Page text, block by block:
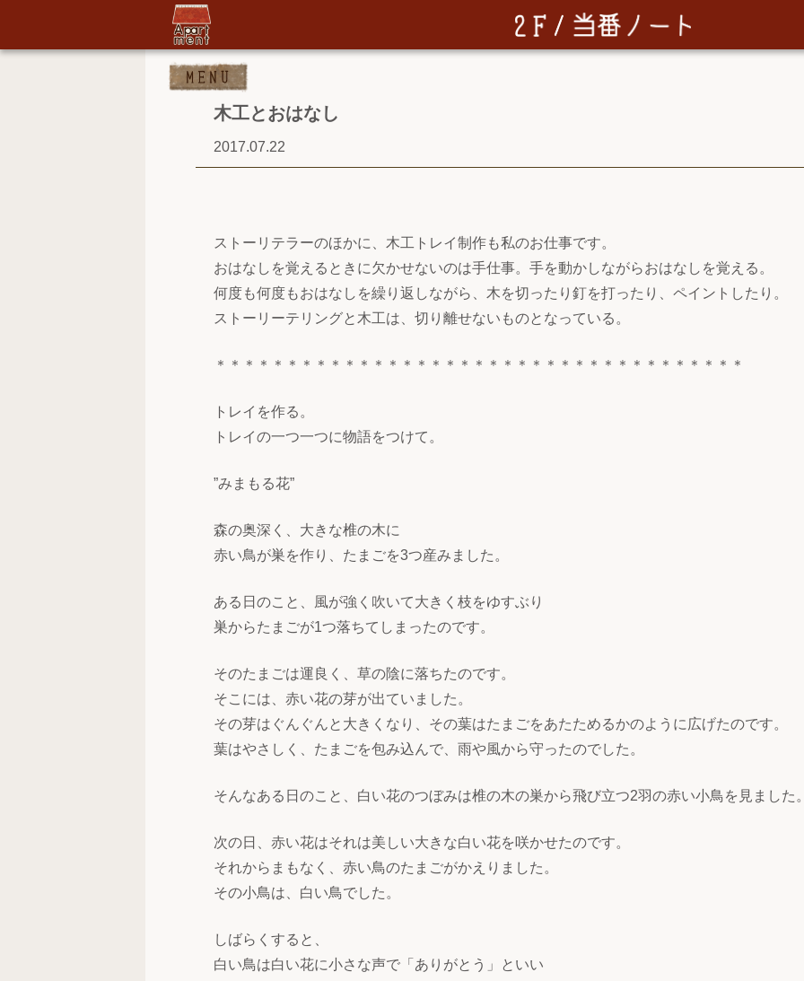
木工とおはなし
2017.07.22
ストーリテラーのほかに、木工トレイ制作も私のお仕事です。
おはなしを覚えるときに欠かせないのは手仕事。手を動かしながらおはなしを覚える。
何度も何度もおはなしを繰り返しながら、木を切ったり釘を打ったり、ペイントしたり。
ストーリーテリングと木工は、切り離せないものとなっている。
＊＊＊＊＊＊＊＊＊＊＊＊＊＊＊＊＊＊＊＊＊＊＊＊＊＊＊＊＊＊＊＊＊＊＊＊＊
トレイを作る。
トレイの一つ一つに物語をつけて。
”みまもる花”
森の奥深く、大きな椎の木に
赤い鳥が巣を作り、たまごを3つ産みました。
ある日のこと、風が強く吹いて大きく枝をゆすぶり
巣からたまごが1つ落ちてしまったのです。
そのたまごは運良く、草の陰に落ちたのです。
そこには、赤い花の芽が出ていました。
その芽はぐんぐんと大きくなり、その葉はたまごをあたためるかのように広げたのです。
葉はやさしく、たまごを包み込んで、雨や風から守ったのでした。
そんなある日のこと、白い花のつぼみは椎の木の巣から飛び立つ2羽の赤い小鳥を見ました
次の日、赤い花はそれは美しい大きな白い花を咲かせたのです。
それからまもなく、赤い鳥のたまごがかえりました。
その小鳥は、白い鳥でした。
しばらくすると、
白い鳥は白い花に小さな声で「ありがとう」といい